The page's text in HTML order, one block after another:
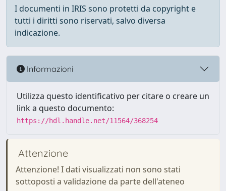
I documenti in IRIS sono protetti da copyright e
tutti i diritti sono riservati, salvo diversa
indicazione.
Informazioni
Utilizza questo identificativo per citare o creare un
link a questo documento:
https://hdl.handle.net/11564/368254
Attenzione
Attenzione! I dati visualizzati non sono stati
sottoposti a validazione da parte dell'ateneo